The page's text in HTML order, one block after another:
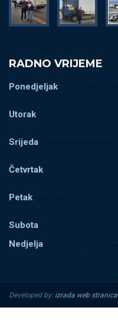
RADNO VRIJEME
Ponedjeljak
Utorak
Srijeda
Četvrtak
Petak
Subota
Nedjelja
Developed by: izrada web stranica